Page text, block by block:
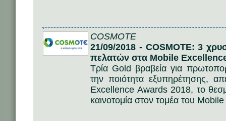
COSMOTE
21/09/2018 - COSMOTE: 3
πελατών στα Mobile
Τρία Gold βραβεία για
την ποιότητα εξυπηρέτησης,
Excellence Αwards 2018, το
καινοτομία στον τομέα του